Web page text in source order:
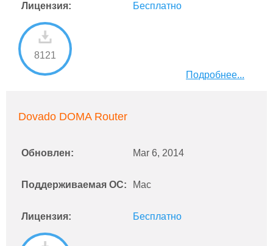
Лицензия: Бесплатно
8121
Подробнее...
Dovado DOMA Router
Обновлен: Mar 6, 2014
Поддерживаемая ОС: Mac
Лицензия: Бесплатно